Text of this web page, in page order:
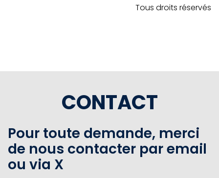
Tous droits réservés
CONTACT
Pour toute demande, merci
de nous contacter par email
ou via X